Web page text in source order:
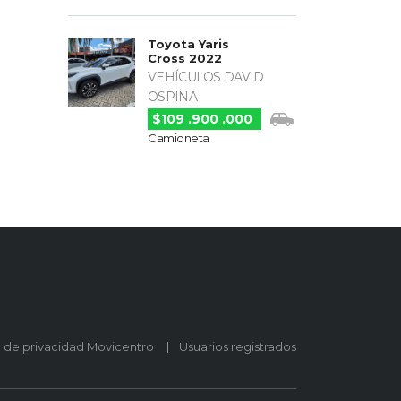
Toyota Yaris
Cross 2022
VEHÍCULOS DAVID
OSPINA
$109 .900 .000
Camioneta
de privacidad Movicentro Usuarios registrados